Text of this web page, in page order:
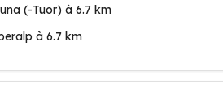
(-Tuor) à 6.7 km
à 6.7 km